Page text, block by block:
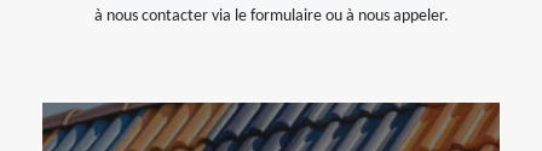
à nous contacter via le formulaire ou à nous appeler.